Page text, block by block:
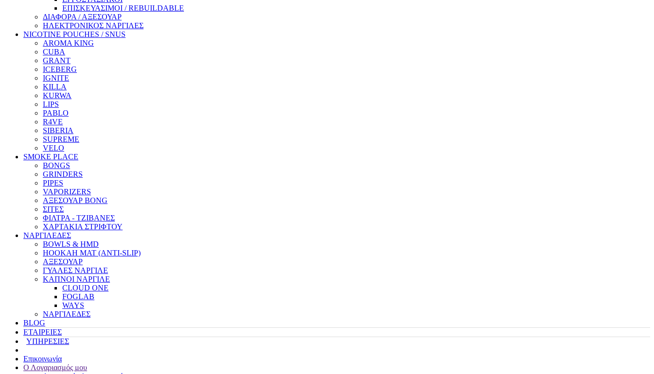
ΕΠΙΣΚΕΥΑΣΙΜΟΙ / REBUILDABLE
ΔΙΑΦΟΡΑ / ΑΞΕΣΟΥΑΡ
ΗΛΕΚΤΡΟΝΙΚΟΣ ΝΑΡΓΙΛΕΣ
NICOTINE POUCHES / SNUS
AROMA KING
CUBA
GRANT
ICEBERG
IGNITE
KILLA
KURWA
LIPS
PABLO
R4VE
SIBERIA
SUPREME
VELO
SMOKE PLACE
BONGS
GRINDERS
PIPES
VAPORIZERS
ΑΞΕΣΟΥΑΡ BONG
ΣΙΤΕΣ
ΦΙΛΤΡΑ - ΤΖΙΒΑΝΕΣ
ΧΑΡΤΑΚΙΑ ΣΤΡΙΦΤΟΥ
ΝΑΡΓΙΛΕΔΕΣ
BOWLS & HMD
HOOKAH MAT (ANTI-SLIP)
ΑΞΕΣΟΥΑΡ
ΓΥΑΛΕΣ ΝΑΡΓΙΛΕ
ΚΑΠΝΟΙ ΝΑΡΓΙΛΕ
CLOUD ONE
FOGLAB
WAYS
ΝΑΡΓΙΛΕΔΕΣ
BLOG
ΕΤΑΙΡΕΙΕΣ
ΥΠΗΡΕΣΙΕΣ
Επικοινωνία
Ο Λογαριασμός μου